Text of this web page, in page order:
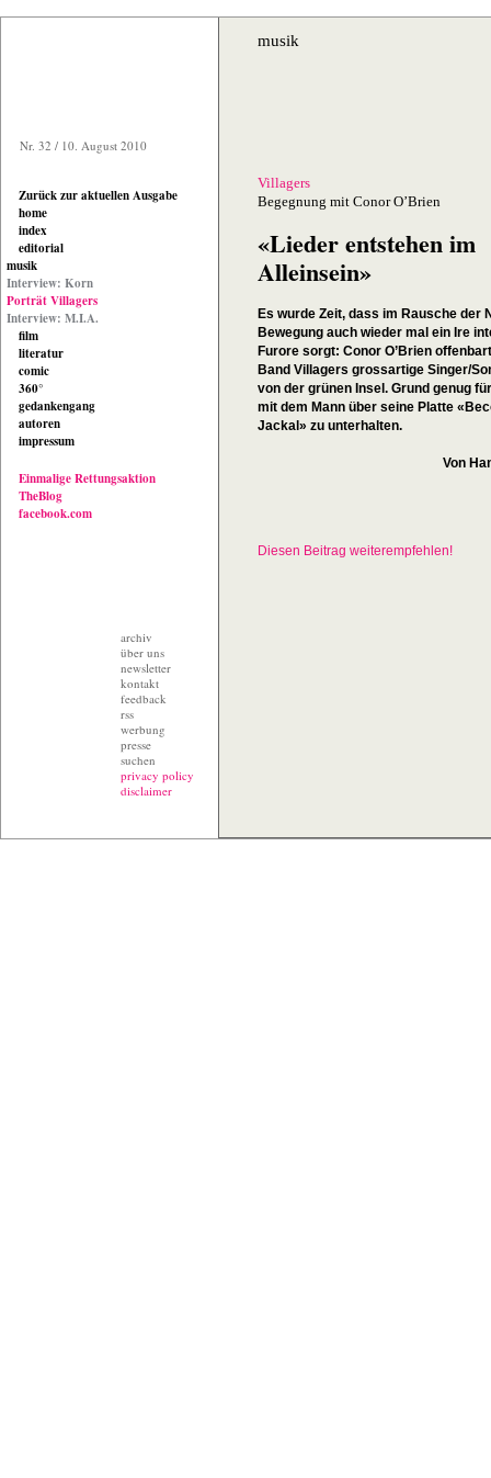
Nr. 32 / 10. August 2010
Zurück zur aktuellen Ausgabe
home
index
editorial
musik
Interview: Korn
Porträt Villagers
Interview: M.I.A.
film
literatur
comic
360°
gedankengang
autoren
impressum
Einmalige Rettungsaktion
TheBlog
facebook.com
archiv
über uns
newsletter
kontakt
feedback
rss
werbung
presse
suchen
privacy policy
disclaimer
musik
Villagers
Begegnung mit Conor O’Brien
«Lieder entstehen im
Alleinsein»
Es wurde Zeit, dass im Rausche der
Bewegung auch wieder mal ein Ire
Furore sorgt: Conor O’Brien
Band Villagers grossartige Singer/
von der grünen Insel. Grund genug
mit dem Mann über seine Platte
Jackal» zu unterhalten.
Von
Diesen Beitrag weiterempfehlen!